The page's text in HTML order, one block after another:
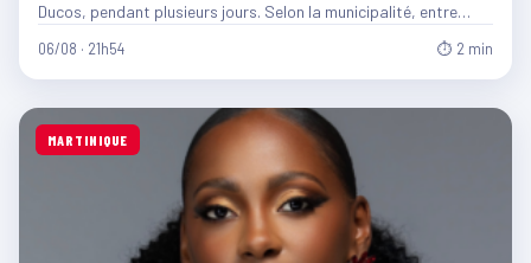
Ducos, pendant plusieurs jours. Selon la municipalité, entre…
06/08 · 21h54 ⏱ 2 min
MARTINIQUE